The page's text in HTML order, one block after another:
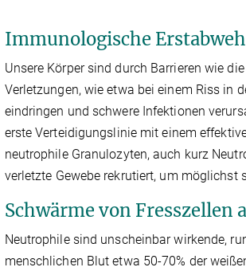
Immunologische
Unsere Körper sind durch Barrieren wie
Verletzungen, wie etwa bei einem Riss in
eindringen und schwere Infektionen
erste Verteidigungslinie mit einem
neutrophile Granulozyten, auch kurz
verletzte Gewebe rekrutiert, um
Schwärme von Fresszellen
Neutrophile sind unscheinbar wirkende,
menschlichen Blut etwa 50-70% der